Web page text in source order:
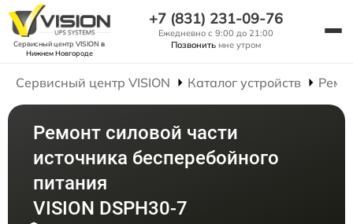
Сервисный центр VISION в
Нижнем Новгороде
+7 (831) 231-09-76
Ежедневно с 9:00 до 21:00
Позвонить мне утром
Сервисный центр VISION Каталог устройств
Ремонт силовой части
источника бесперебойного
питания
VISION DSPH30-7